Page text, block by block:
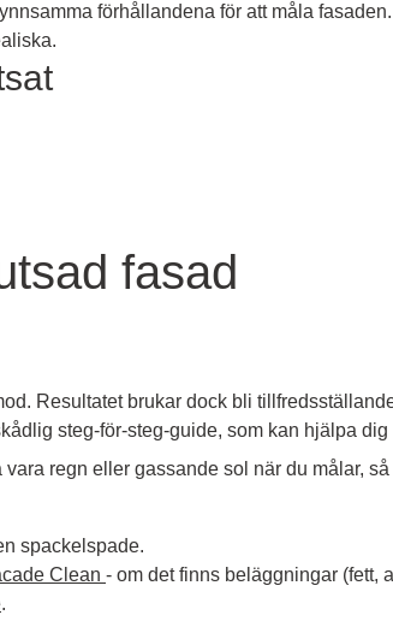
förhållandena för att måla
fasad
Resultatet brukar dock bli
steg-för-steg-guide, som kan hjälpa
regn eller gassande sol när du målar,
spackelspade.
Clean - om det finns beläggningar (fett,
.